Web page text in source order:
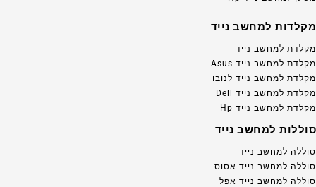
מקלדות למחשב נייד
מקלדת למחשב נייד
מקלדת למחשב נייד Asus
מקלדת למחשב נייד לנובו
מקלדת למחשב נייד Dell
מקלדת למחשב נייד Hp
סוללות למחשב נייד
סוללה למחשב נייד
סוללה למחשב נייד אסוס
סוללה למחשב נייד אפל